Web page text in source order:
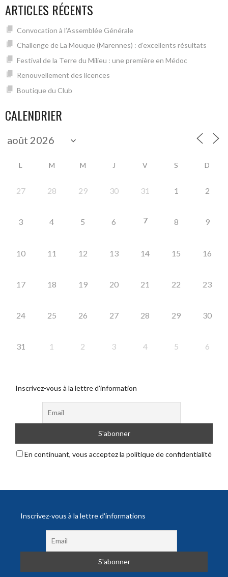
ARTICLES RÉCENTS
Convocation à l’Assemblée Générale
Challenge de La Mouque (Marennes) : d’excellents résultats
Festival de la Terre du Milieu : une première en Médoc
Renouvellement des licences
Boutique du Club
CALENDRIER
L M M J V S D
27 28 29 30 31 1 2
3 4 5 6 7 8 9
10 11 12 13 14 15 16
17 18 19 20 21 22 23
24 25 26 27 28 29 30
31 1 2 3 4 5 6
Inscrivez-vous à la lettre d'information
En continuant, vous acceptez la politique de confidentialité
Inscrivez-vous à la lettre d'informations